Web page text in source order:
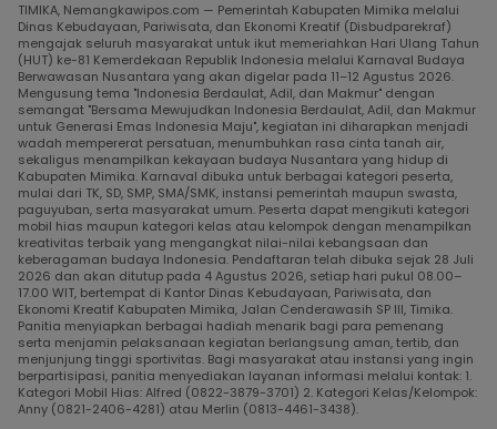
TIMIKA, Nemangkawipos.com — Pemerintah Kabupaten Mimika melalui
Dinas Kebudayaan, Pariwisata, dan Ekonomi Kreatif (Disbudparekraf)
mengajak seluruh masyarakat untuk ikut memeriahkan Hari Ulang Tahun
(HUT) ke-81 Kemerdekaan Republik Indonesia melalui Karnaval Budaya
Berwawasan Nusantara yang akan digelar pada 11–12 Agustus 2026.
Mengusung tema "Indonesia Berdaulat, Adil, dan Makmur" dengan
semangat "Bersama Mewujudkan Indonesia Berdaulat, Adil, dan Makmur
untuk Generasi Emas Indonesia Maju", kegiatan ini diharapkan menjadi
wadah mempererat persatuan, menumbuhkan rasa cinta tanah air,
sekaligus menampilkan kekayaan budaya Nusantara yang hidup di
Kabupaten Mimika. Karnaval dibuka untuk berbagai kategori peserta,
mulai dari TK, SD, SMP, SMA/SMK, instansi pemerintah maupun swasta,
paguyuban, serta masyarakat umum. Peserta dapat mengikuti kategori
mobil hias maupun kategori kelas atau kelompok dengan menampilkan
kreativitas terbaik yang mengangkat nilai-nilai kebangsaan dan
keberagaman budaya Indonesia. Pendaftaran telah dibuka sejak 28 Juli
2026 dan akan ditutup pada 4 Agustus 2026, setiap hari pukul 08.00–
17.00 WIT, bertempat di Kantor Dinas Kebudayaan, Pariwisata, dan
Ekonomi Kreatif Kabupaten Mimika, Jalan Cenderawasih SP III, Timika.
Panitia menyiapkan berbagai hadiah menarik bagi para pemenang
serta menjamin pelaksanaan kegiatan berlangsung aman, tertib, dan
menjunjung tinggi sportivitas. Bagi masyarakat atau instansi yang ingin
berpartisipasi, panitia menyediakan layanan informasi melalui kontak: 1.
Kategori Mobil Hias: Alfred (0822-3879-3701) 2. Kategori Kelas/Kelompok:
Anny (0821-2406-4281) atau Merlin (0813-4461-3438).